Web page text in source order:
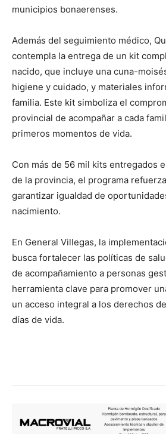
municipios bonaerenses.
Además del seguimiento médico,
contempla la entrega de un kit
nacido, que incluye una cuna-
higiene y cuidado, y materiales
familia. Este kit simboliza el
provincial de acompañar a cada
primeros momentos de vida.
Con más de 56 mil kits entregados
de la provincia, el programa
garantizar igualdad de
nacimiento.
En General Villegas, la
busca fortalecer las políticas de
de acompañamiento a personas
herramienta clave para promover
un acceso integral a los derechos
días de vida.